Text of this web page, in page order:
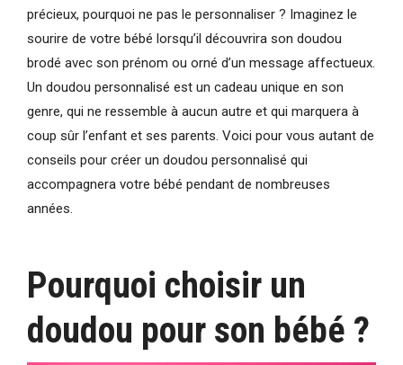
précieux, pourquoi ne pas le personnaliser ? Imaginez le
sourire de votre bébé lorsqu’il découvrira son doudou
brodé avec son prénom ou orné d’un message affectueux.
Un doudou personnalisé est un cadeau unique en son
genre, qui ne ressemble à aucun autre et qui marquera à
coup sûr l’enfant et ses parents. Voici pour vous autant de
conseils pour créer un doudou personnalisé qui
accompagnera votre bébé pendant de nombreuses
années.
Pourquoi choisir un
doudou pour son bébé ?